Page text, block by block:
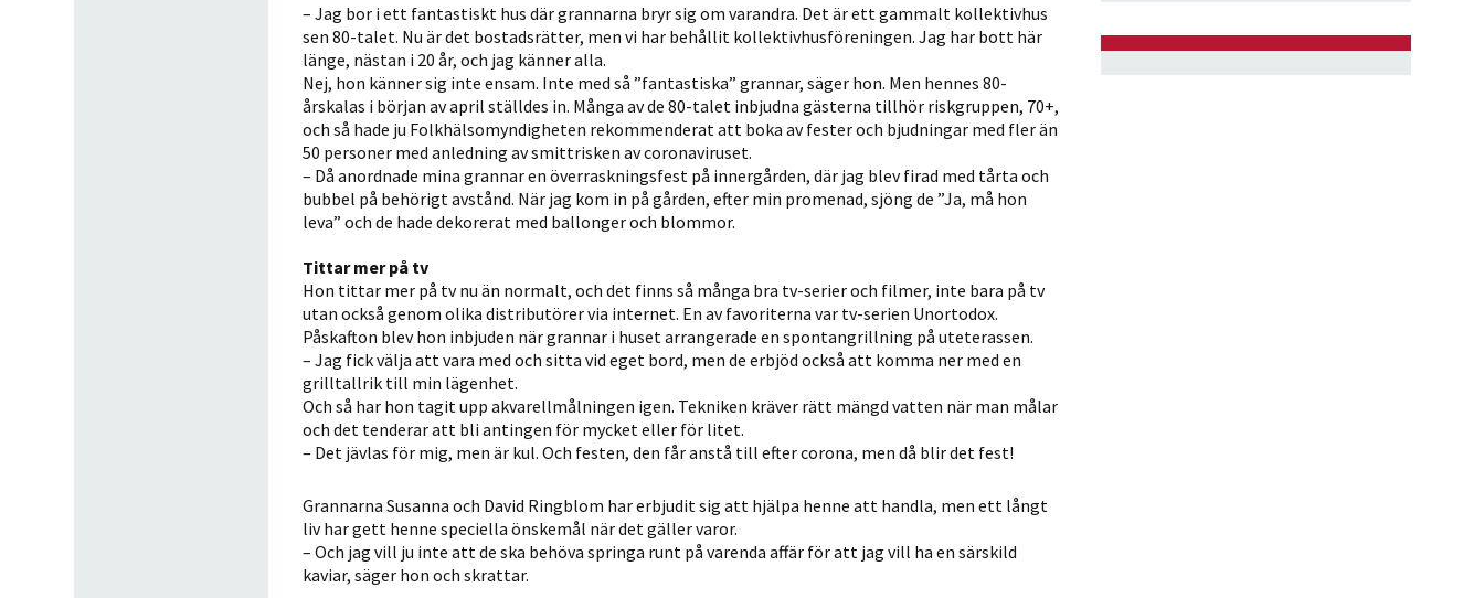
– Jag bor i ett fantastiskt hus där grannarna bryr sig om varandra. Det är ett gammalt kollektivhus
sen 80-talet. Nu är det bostadsrätter, men vi har behållit kollektivhusföreningen. Jag har bott här
länge, nästan i 20 år, och jag känner alla.
Nej, hon känner sig inte ensam. Inte med så ”fantastiska” grannar, säger hon. Men hennes 80-
årskalas i början av april ställdes in. Många av de 80-talet inbjudna gästerna tillhör riskgruppen, 70+,
och så hade ju Folkhälsomyndigheten rekommenderat att boka av fester och bjudningar med fler än
50 personer med anledning av smittrisken av coronaviruset.
– Då anordnade mina grannar en överraskningsfest på innergården, där jag blev firad med tårta och
bubbel på behörigt avstånd. När jag kom in på gården, efter min promenad, sjöng de ”Ja, må hon
leva” och de hade dekorerat med ballonger och blommor.
Tittar mer på tv
Hon tittar mer på tv nu än normalt, och det finns så många bra tv-serier och filmer, inte bara på tv
utan också genom olika distributörer via internet. En av favoriterna var tv-serien Unortodox.
Påskafton blev hon inbjuden när grannar i huset arrangerade en spontangrillning på uteterassen.
– Jag fick välja att vara med och sitta vid eget bord, men de erbjöd också att komma ner med en
grilltallrik till min lägenhet.
Och så har hon tagit upp akvarellmålningen igen. Tekniken kräver rätt mängd vatten när man målar
och det tenderar att bli antingen för mycket eller för litet.
– Det jävlas för mig, men är kul. Och festen, den får anstå till efter corona, men då blir det fest!
Grannarna Susanna och David Ringblom har erbjudit sig att hjälpa henne att handla, men ett långt
liv har gett henne speciella önskemål när det gäller varor.
– Och jag vill ju inte att de ska behöva springa runt på varenda affär för att jag vill ha en särskild
kaviar, säger hon och skrattar.
och
uppbyggnad,
hur hemsidan
används.
Upplevelse
prestera så
bra som
möjligt under
ditt besök.
de här
kommer viss
att försvinna
från